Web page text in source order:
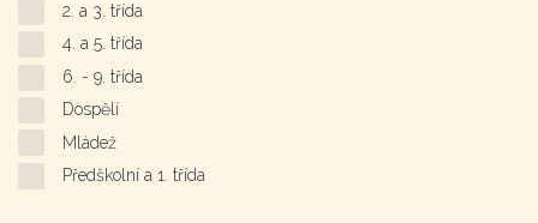
2. a 3. třída
4. a 5. třída
6. - 9. třída
Dospělí
Mládež
Předškolní a 1. třída